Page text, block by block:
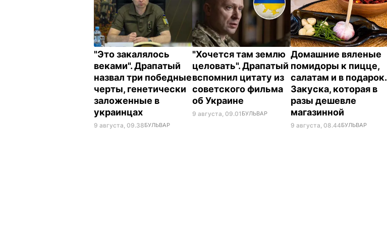
"Это закалялось
веками". Драпатый
назвал три победные
черты, генетически
заложенные в
украинцах
9 августа, 09.38БУЛЬВАР
"Хочется там землю
целовать". Драпатый
вспомнил цитату из
советского фильма
об Украине
9 августа, 09.01 БУЛЬВАР
Домашние вяленые
помидоры к пицце,
салатам и в подарок.
Закуска, которая в
разы дешевле
магазинной
9 августа, 08.44БУЛЬВАР